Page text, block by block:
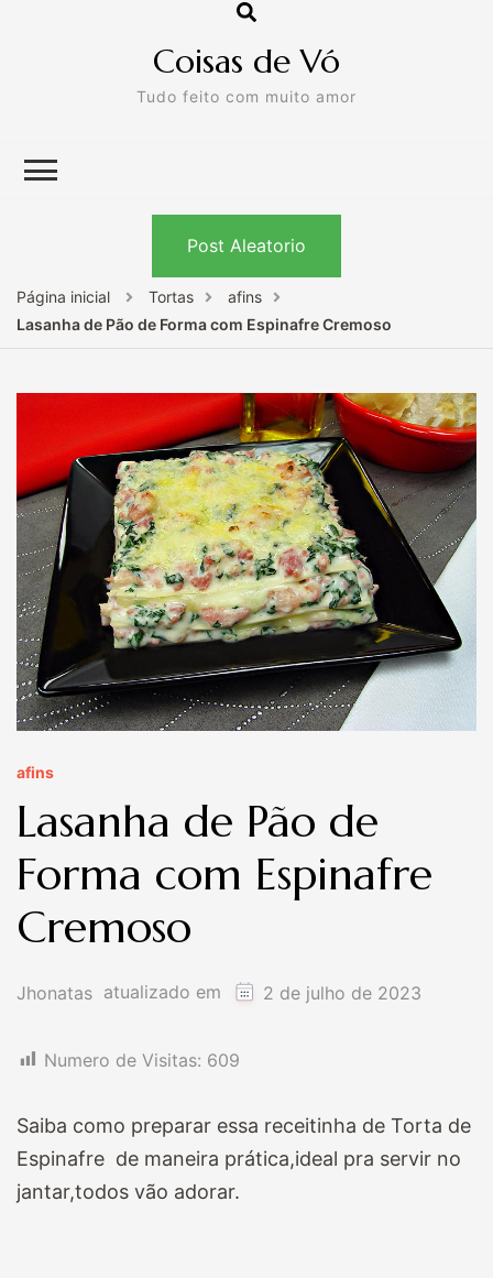
Coisas de Vó
Tudo feito com muito amor
Post Aleatorio
Página inicial Tortas
afins
Lasanha de Pão de Forma com Espinafre Cremoso
afins
Lasanha de Pão de
Forma com Espinafre
Cremoso
Jhonatas atualizado em 2 de julho de 2023
Numero de Visitas: 609
Saiba como preparar essa receitinha de Torta de
Espinafre de maneira prática,ideal pra servir no
jantar,todos vão adorar.